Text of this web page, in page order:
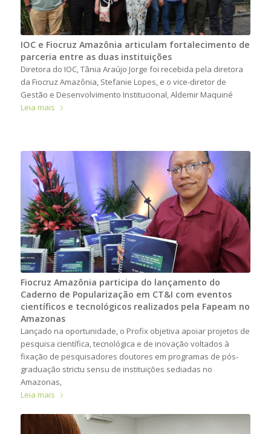
IOC e Fiocruz Amazônia articulam fortalecimento de
parceria entre as duas instituições
Diretora do IOC, Tânia Araújo Jorge foi recebida pela diretora
da Fiocruz Amazônia, Stefanie Lopes, e o vice-diretor de
Gestão e Desenvolvimento Institucional, Aldemir Maquiné
Leia mais
Fiocruz Amazônia participa do lançamento do
Caderno de Popularização em CT&I com eventos
científicos e tecnológicos realizados pela Fapeam no
Amazonas
Lançado na oportunidade, o Profix objetiva apoiar projetos de
pesquisa científica, tecnológica e de inovação voltados à
fixação de pesquisadores doutores em programas de pós-
graduação strictu sensu de instituições sediadas no
Amazonas,
Leia mais